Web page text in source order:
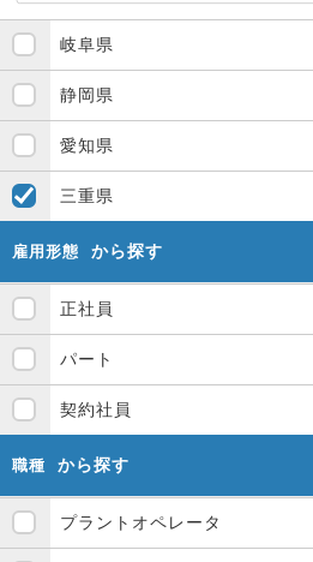
岐阜県
静岡県
愛知県
三重県
雇用形態 から探す
正社員
パート
契約社員
職種 から探す
プラントオペレータ